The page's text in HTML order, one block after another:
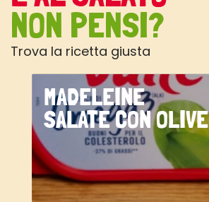
NON PENSI?
Trova la ricetta giusta
MADELEINE
SALATE CON OLIVE